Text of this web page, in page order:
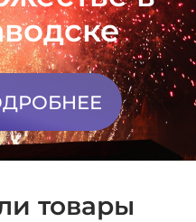
товары